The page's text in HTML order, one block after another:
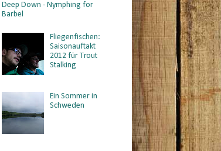
Deep Down - Nymphing for
Barbel
Fliegenfischen:
Saisonauftakt
2012 für Trout
Stalking
Ein Sommer in
Schweden